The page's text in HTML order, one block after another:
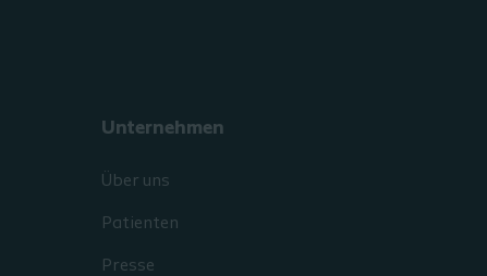
Unternehmen
Über uns
Patienten
Presse